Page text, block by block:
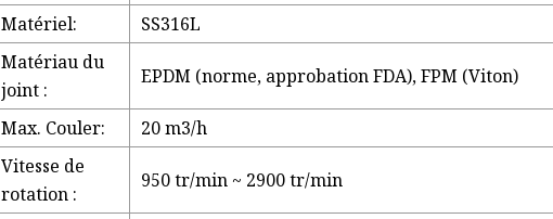
Matériel:
SS316L
Matériau du
joint :
EPDM (norme, approbation FDA), FPM (Viton)
Max. Couler:
20 m3/h
Vitesse de
rotation :
950 tr/min ~ 2900 tr/min